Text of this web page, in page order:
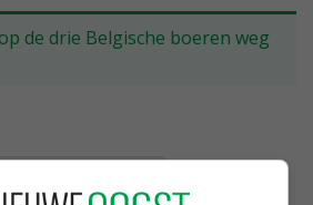
de drie Belgische boeren weg